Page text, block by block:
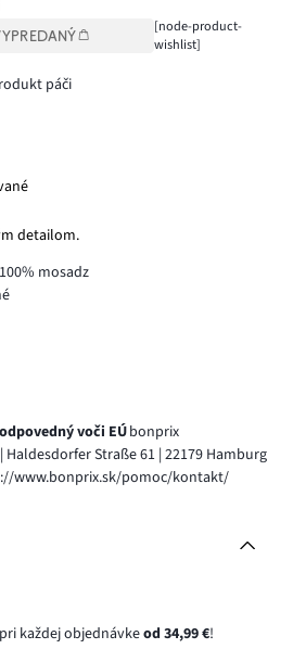
[node-product-
wishlist]
páči
detailom.
mosadz
voči EÚbonprix
Straße 61 | 22179 Hamburg
www.bonprix.sk/pomoc/kontakt/
pri každej objednávkeod 34,99 €!